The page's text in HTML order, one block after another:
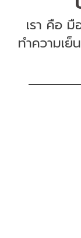
เรา คือ
ทำความเ